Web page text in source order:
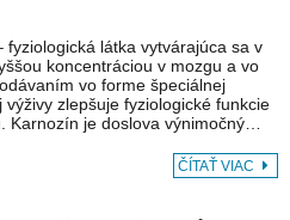
fyziologická látka vytvárajúca sa v
koncentráciou v mozgu a vo
vo forme špeciálnej
výživy zlepšuje fyziologické funkcie
Karnozín je doslova výnimočný…
ČÍTAŤ VIAC